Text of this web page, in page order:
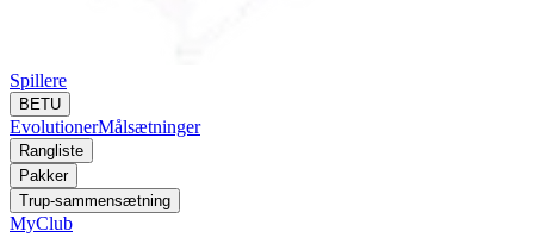
Spillere
BETU
EvolutionerMålsætninger
Rangliste
Pakker
Trup-sammensætning
MyClub